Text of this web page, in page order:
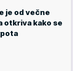
je od večne
otkriva kako se